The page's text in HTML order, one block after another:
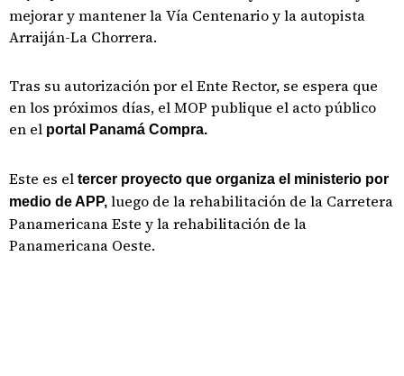
mejorar y mantener la Vía Centenario y la autopista
Arraiján-La Chorrera.
Tras su autorización por el Ente Rector, se espera que
en los próximos días, el MOP publique el acto público
en el portal Panamá Compra.
Este es el tercer proyecto que organiza el ministerio por
medio de APP, luego de la rehabilitación de la Carretera
Panamericana Este y la rehabilitación de la
Panamericana Oeste.